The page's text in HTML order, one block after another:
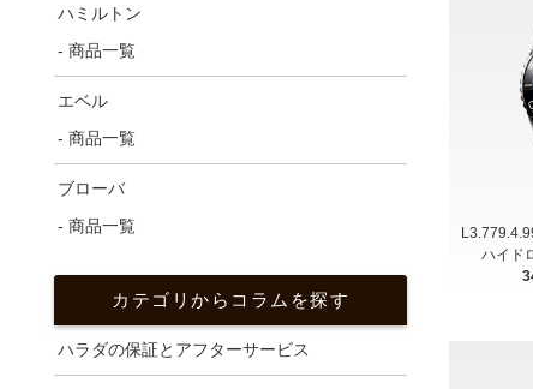
ハイド
ハミルトン
- 商品一覧
エベル
- 商品一覧
ブローバ
- 商品一覧
カテゴリからコラムを探す
ハラダの保証とアフターサービス